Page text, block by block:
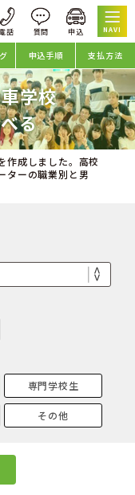
NAVI
申込手順 支払方法
学校
る
作成しました。高校
ターの職業別と男
専門学校生
その他